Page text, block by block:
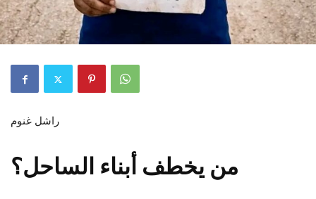
راشل غنوم
من يخطف أبناء الساحل؟